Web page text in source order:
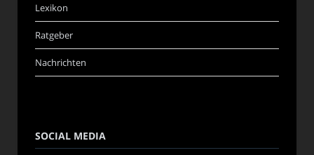
Lexikon
Ratgeber
Nachrichten
SOCIAL MEDIA